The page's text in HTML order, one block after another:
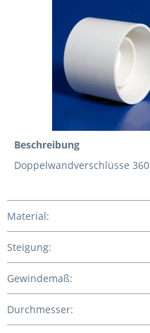
Beschreibung
Doppelwandverschlüsse 360
Material:
Steigung:
Gewindemaß:
Durchmesser: